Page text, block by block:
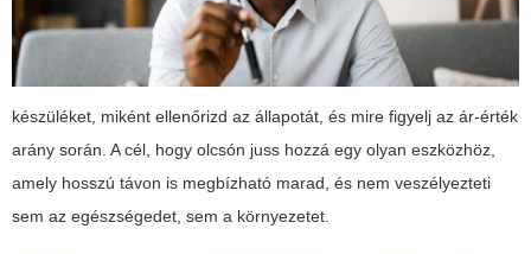
készüléket, miként ellenőrizd az állapotát, és mire figyelj az ár-érték
arány során. A cél, hogy olcsón juss hozzá egy olyan eszközhöz,
amely hosszú távon is megbízható marad, és nem veszélyezteti
sem az egészségedet, sem a környezetet.